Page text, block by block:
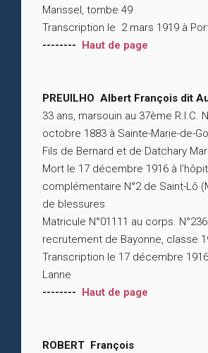
Marissel, tombe 49
Transcription le 2 mars 1919 à
-------- Haut de page
PREUILHO Albert François dit
33 ans, marsouin au 37ème R.I.C.
octobre 1883 à Sainte-Marie-de-
Fils de Bernard et de Datchary
Mort le 17 décembre 1916 à
complémentaire N°2 de Saint-Lô
de blessures
Matricule N°01111 au corps.
recrutement de Bayonne, classe
Transcription le 17 décembre
Lanne
-------- Haut de page
ROBERT François